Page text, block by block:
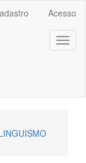
Acesso